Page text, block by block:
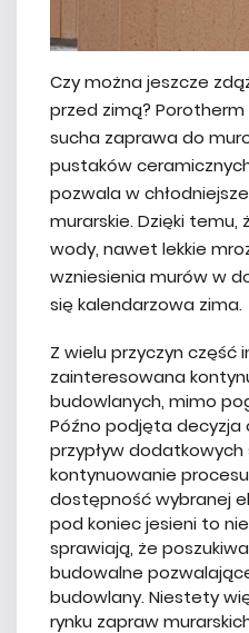
Czy można jeszcze
przed zimą?
sucha zaprawa do
pustaków
pozwala w
murarskie. Dzięki
wody, nawet lekkie
wzniesienia murów w
się kalendarzowa zima.
Z wielu przyczyn
zainteresowana
budowlanych, mimo
Późno podjęta decyzja
przypływ dodatkowych
kontynuowanie
dostępność wybranej
pod koniec jesieni to
sprawiają, że
budowalne
budowlany. Niestety
rynku zapraw